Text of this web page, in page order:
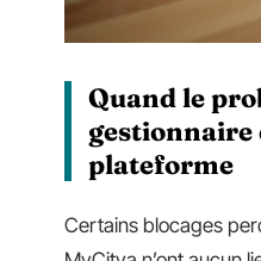
Quand le
gestionnaire
plateforme
Certains blocages